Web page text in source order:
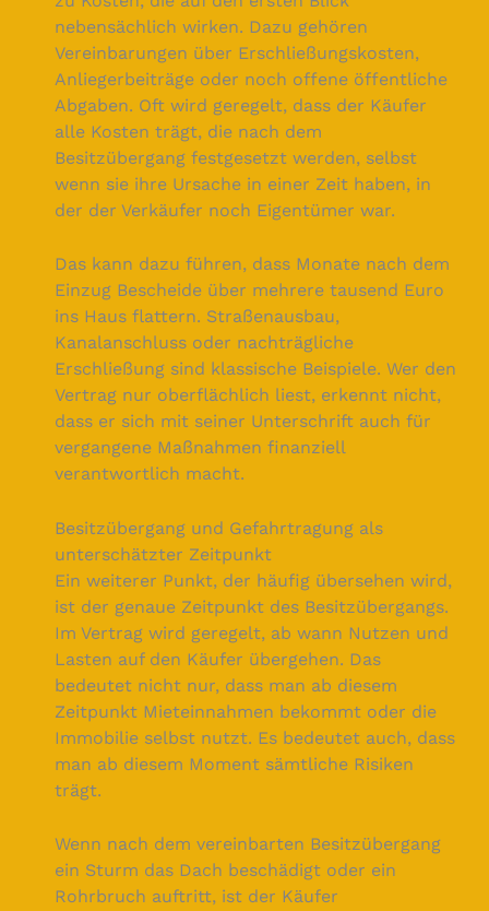
nebensächlich wirken. Dazu gehören
Vereinbarungen über Erschließungskosten,
Anliegerbeiträge oder noch offene öffentliche
Abgaben. Oft wird geregelt, dass der Käufer
alle Kosten trägt, die nach dem
Besitzübergang festgesetzt werden, selbst
wenn sie ihre Ursache in einer Zeit haben, in
der der Verkäufer noch Eigentümer war.
Das kann dazu führen, dass Monate nach dem
Einzug Bescheide über mehrere tausend Euro
ins Haus flattern. Straßenausbau,
Kanalanschluss oder nachträgliche
Erschließung sind klassische Beispiele. Wer den
Vertrag nur oberflächlich liest, erkennt nicht,
dass er sich mit seiner Unterschrift auch für
vergangene Maßnahmen finanziell
verantwortlich macht.
Besitzübergang und Gefahrtragung als
unterschätzter Zeitpunkt
Ein weiterer Punkt, der häufig übersehen wird,
ist der genaue Zeitpunkt des Besitzübergangs.
Im Vertrag wird geregelt, ab wann Nutzen und
Lasten auf den Käufer übergehen. Das
bedeutet nicht nur, dass man ab diesem
Zeitpunkt Mieteinnahmen bekommt oder die
Immobilie selbst nutzt. Es bedeutet auch, dass
man ab diesem Moment sämtliche Risiken
trägt.
Wenn nach dem vereinbarten Besitzübergang
ein Sturm das Dach beschädigt oder ein
Rohrbruch auftritt, ist der Käufer